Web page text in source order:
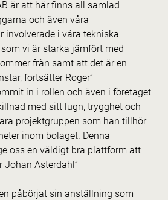
är att här finns all samlad
och även våra
involverade i våra tekniska
vi är starka jämfört med
från samt att det är en
fortsätter Roger”
in i rollen och även i företaget
med sitt lugn, trygghet och
projektgruppen som han tillhör
inom bolaget. Denna
oss en väldigt bra plattform att
Johan Asterdahl”
påbörjat sin anställning som